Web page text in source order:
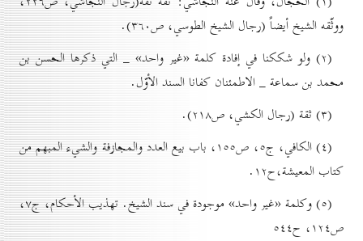
ووثّقه الشيخ أيضاً (رجال الشیخ الطوسي، ص۳٦٠).
(۲) ولو شككنا في إفادة كلمة «غير واحد» _ التي ذكرها الحسن بن
محمد بن سماعة _ الاطمئنان كفانا السند الأوّل.
(۳) ثقة (رجال الکشي، ص۲۱۸).
(٤) الکافي، ج٥، ص۱٥٥، باب بیع العدد والمجازفة والشيء المبهم من
کتاب المعيشة‌،ح۱۲.
(٥) وكلمة «غير واحد» موجودة في سند الشيخ. تهذيب الأحکام، ج۷،
ص۱۲٤، ح٥٤٤